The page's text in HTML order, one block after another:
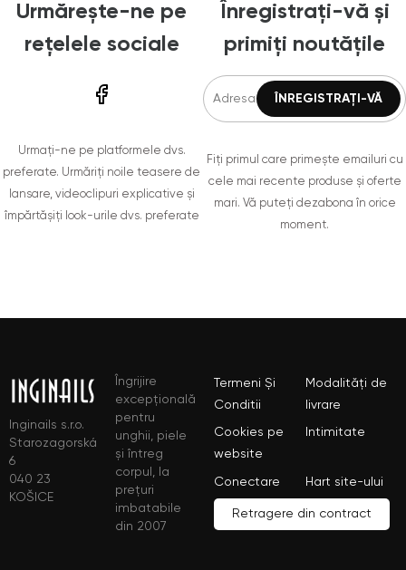
Urmărește-ne pe
rețelele sociale
Urmați-ne pe platformele dvs.
preferate. Urmăriți noile teasere de
lansare, videoclipuri explicative și
împărtășiți look-urile dvs. preferate
Înregistrați-vă și
primiți noutățile
Fiți primul care primește emailuri cu
cele mai recente produse și oferte
mari. Vă puteți dezabona în orice
moment.
Inginails s.r.o.
Starozagorská
6
040 23
KOŠICE
Îngrijire
excepțională
pentru
unghii, piele
și întreg
corpul, la
prețuri
imbatabile
din 2007
Termeni Și
Conditii
Modalități de
livrare
Cookies pe
website
Intimitate
Conectare Hart site-ului
Retragere din contract